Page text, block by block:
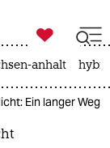

taz zahl ich
anhalt
Ein langer Weg